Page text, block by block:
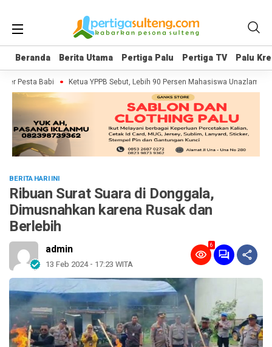
Beranda Berita Utama Pertiga Palu Pertiga TV Palu
Beranda Berita Utama Pertiga Palu Pertiga TV Palu
Pesta Babi Ketua YPPB Sebut, Lebih 90 Persen Mahasiswa Unazlam
BERITA HARI INI
Ribuan Surat Suara di Donggala,
Dimusnahkan karena Rusak dan
Berlebih
admin
13 Feb 2024 - 17:23 WITA
6